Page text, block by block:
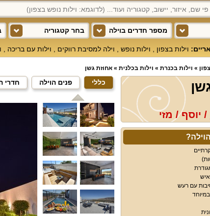
בחר קטגוריה מספר חדרים בוילה
וילות בצפון וילות נופש וילה למסיבת רווקים וילות עם בריכה
» וילות בכנרת » וילות בכלנית » אחוזת גשן
/ יוסף / מזי
עם רעש
כללי פנים הוילה חדרי